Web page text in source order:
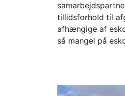
tillidsforhold til
afhængige af
så mangel på